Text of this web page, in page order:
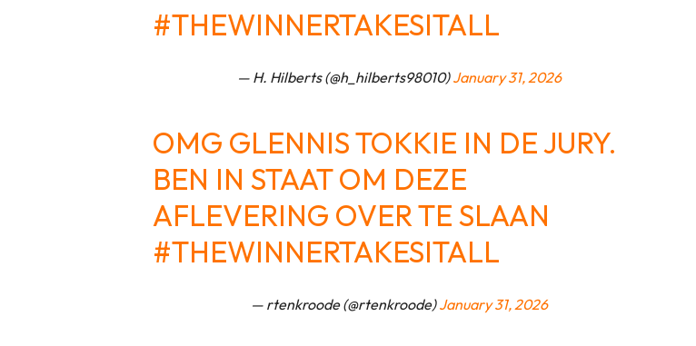
#THEWINNERTAKESITALL
— H. Hilberts (@h_hilberts98010)January 31, 2026
OMG GLENNIS TOKKIE IN DE JURY.
BEN IN STAAT OM DEZE
AFLEVERING OVER TE SLAAN
#THEWINNERTAKESITALL
— rtenkroode (@rtenkroode)January 31, 2026